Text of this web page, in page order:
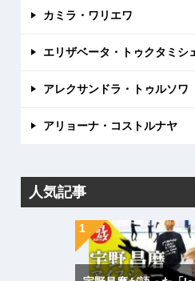
カミラ・ワリエワ
エリザベータ・トゥクタミシ
アレクサンドラ・トゥルソワ
アリョーナ・コストルナヤ
人気記事